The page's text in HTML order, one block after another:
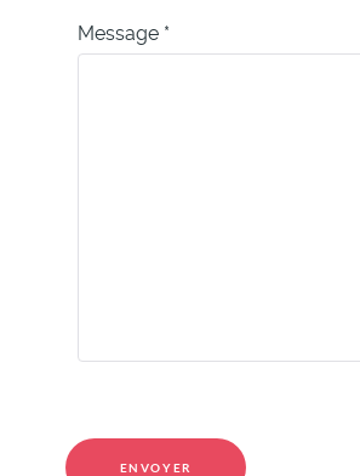
Message *
Système Captcha
ENVOYER